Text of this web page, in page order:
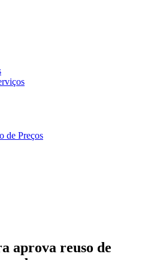
de Preços
aprova reuso de